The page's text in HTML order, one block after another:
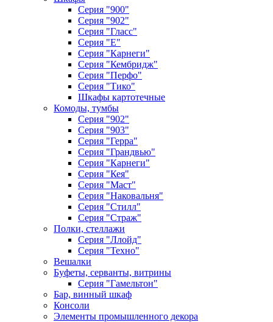
Серия "900"
Серия "902"
Серия "Гласс"
Серия "Е"
Серия "Карнеги"
Серия "Кембридж"
Серия "Перфо"
Серия "Тико"
Шкафы картотечные
Комоды, тумбы
Серия "902"
Серия "903"
Серия "Герра"
Серия "Грандвью"
Серия "Карнеги"
Серия "Кея"
Серия "Маст"
Серия "Наковальня"
Серия "Стилл"
Серия "Страж"
Полки, стеллажи
Серия "Ллойд"
Серия "Техно"
Вешалки
Буфеты, серванты, витрины
Серия "Гамельтон"
Бар, винный шкаф
Консоли
Элементы промышленного декора